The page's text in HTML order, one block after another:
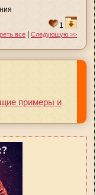
1
все | Следующую >>
примеры и